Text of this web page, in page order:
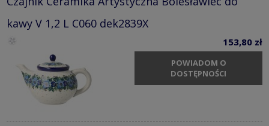
kawy V 1,2 L C060 dek2839X
153,80 zł
POWIADOM O
DOSTĘPNOŚCI